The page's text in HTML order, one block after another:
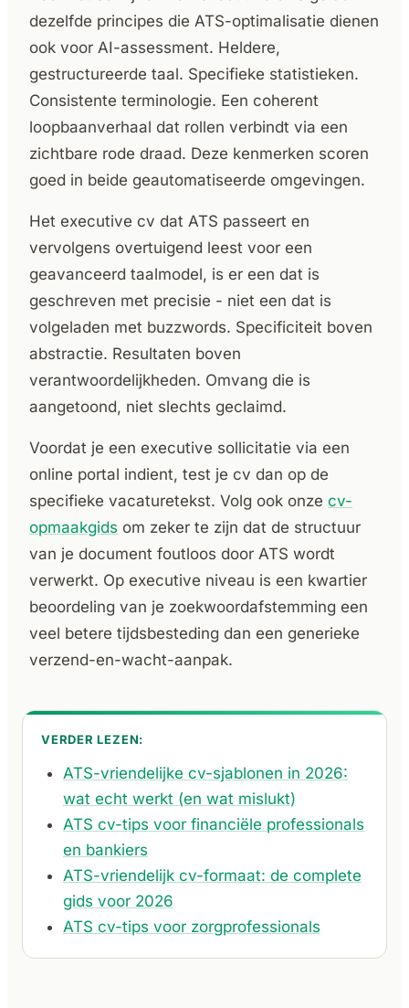
dezelfde principes die ATS-optimalisatie dienen
ook voor AI-assessment. Heldere,
gestructureerde taal. Specifieke statistieken.
Consistente terminologie. Een coherent
loopbaanverhaal dat rollen verbindt via een
zichtbare rode draad. Deze kenmerken scoren
goed in beide geautomatiseerde omgevingen.
Het executive cv dat ATS passeert en
vervolgens overtuigend leest voor een
geavanceerd taalmodel, is er een dat is
geschreven met precisie - niet een dat is
volgeladen met buzzwords. Specificiteit boven
abstractie. Resultaten boven
verantwoordelijkheden. Omvang die is
aangetoond, niet slechts geclaimd.
Voordat je een executive sollicitatie via een
online portal indient, test je cv dan op de
specifieke vacaturetekst. Volg ook onze cv-
opmaakgids om zeker te zijn dat de structuur
van je document foutloos door ATS wordt
verwerkt. Op executive niveau is een kwartier
beoordeling van je zoekwoordafstemming een
veel betere tijdsbesteding dan een generieke
verzend-en-wacht-aanpak.
VERDER LEZEN:
ATS-vriendelijke cv-sjablonen in 2026:
wat echt werkt (en wat mislukt)
ATS cv-tips voor financiële professionals
en bankiers
ATS-vriendelijk cv-formaat: de complete
gids voor 2026
ATS cv-tips voor zorgprofessionals